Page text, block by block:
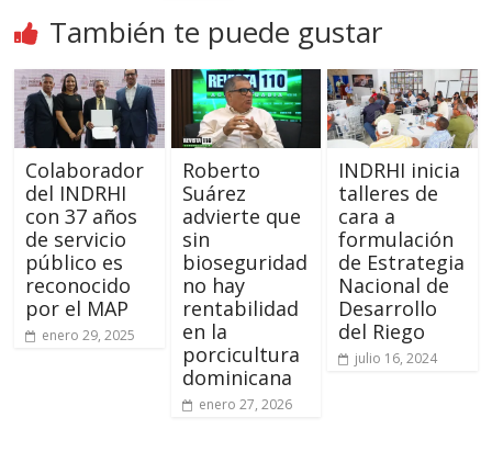
También te puede gustar
Colaborador
del INDRHI
con 37 años
de servicio
público es
reconocido
por el MAP
enero 29, 2025
Roberto
Suárez
advierte que
sin
bioseguridad
no hay
rentabilidad
en la
porcicultura
dominicana
enero 27, 2026
INDRHI inicia
talleres de
cara a
formulación
de Estrategia
Nacional de
Desarrollo
del Riego
julio 16, 2024